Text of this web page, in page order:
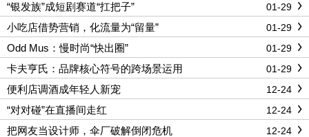
01-29
“银发族”成短剧赛道“扛把子”
01-29
小吃店借势营销，化流量为“留量”
01-29
Odd Mus：慢时尚“快出圈”
01-29
卡夫亨氏：品牌核心符号的跨场景运用
12-24
便利店调酒成年轻人新宠
12-24
“对对碰”在直播间走红
12-24
把网友当设计师，伞厂破解倒闭危机